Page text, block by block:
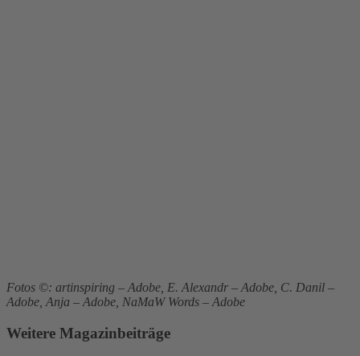
Fotos ©: artinspiring – Adobe, E. Alexandr – Adobe, C. Danil –
Adobe, Anja – Adobe, NaMaW Words – Adobe
Weitere Magazinbeiträge